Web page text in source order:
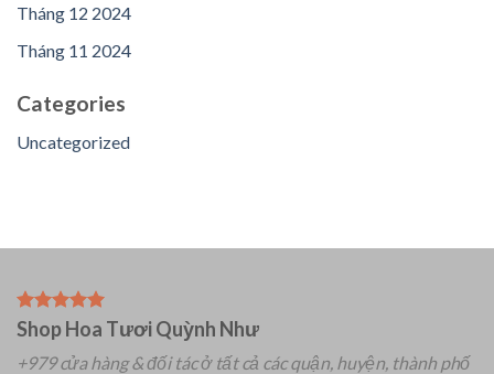
Tháng 12 2024
Tháng 11 2024
Categories
Uncategorized
Shop Hoa Tươi Quỳnh Như
+979 cửa hàng & đối tác ở tất cả các quận, huyện, thành phố